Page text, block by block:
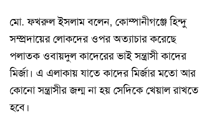
মো. ফখরুল ইসলাম বলেন, কোম্পানীগঞ্জে হিন্দু
সম্প্রদায়ের লোকদের ওপর অত্যাচার করেছে
পলাতক ওবায়দুল কাদেরের ভাই সন্ত্রাসী কাদের
মির্জা। এ এলাকায় যাতে কাদের মির্জার মতো আর
কোনো সন্ত্রাসীর জন্ম না হয় সেদিকে খেয়াল রাখতে
হবে।